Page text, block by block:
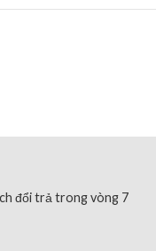
đổi trả trong vòng 7